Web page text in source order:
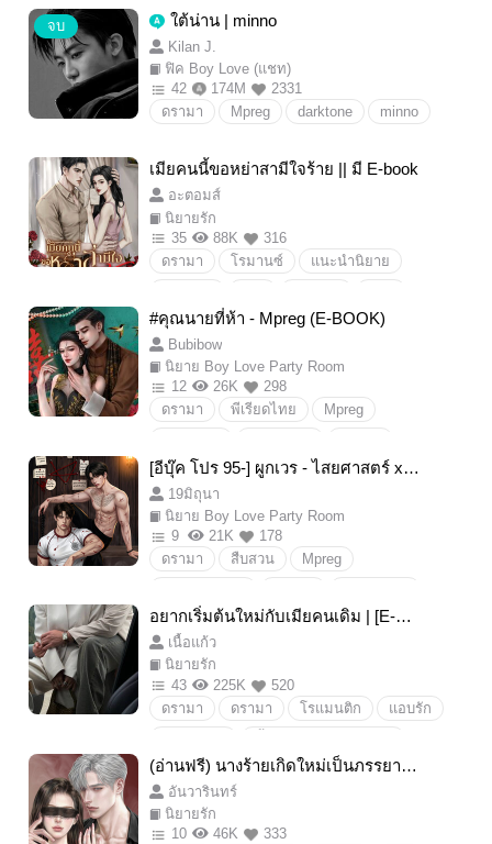
เคะแก่
เมะมีปม
จบ
ใต้น่าน | minno
Kilan J.
ฟิค Boy Love (แชท)
42
174M
2331
ดรามา
Mpreg darktone minno
เมียคนนี้ขอหย่าสามีใจร้าย || มี E-book
อะตอมส์
นิยายรัก
35
88K
316
ดรามา
โรมานซ์
แนะนำนิยาย
นิยายขายดี
นิยายในไร่
Drama/ดราม่า
รักต่างวัย
พระเอกตามทวงคืน
โรมานซ์
Erotic
เวลาไม่เคยย้อนกลับ
#คุณนายที่ห้า - Mpreg (E-BOOK)
Bubibow
นิยาย Boy Love Party Room
12
26K
298
ดรามา
พีเรียดไทย
Mpreg
นายท่าน
18+ นายหญิง
[อีบุ๊ค โปร 95-] ผูกเวร - ไสยศาสตร์ x วิ
ทยาศาสตร์ (Mpreg) - (31+6 ตอนพิเศ
ษ)
19มิถุนา
นิยาย Boy Love Party Room
9
21K
178
ดรามา
สืบสวน
Mpreg
มนต์ดำ
ความรัก
คาถาอาคม
นิยายโรแมนติก
คุณไสยมนต์ดำ
หมอผี
โดนของ
โรแมนติก วิชาอาคม
อยากเริ่มต้นใหม่กับเมียคนเดิม | [E-BO
OK]เนื้อแก้ว
นิยายรัก
43
225K
520
ดรามา
ดรามา โรแมนติก
แอบรัก
รักเมียที่สุดในสามโลก
ปากหนัก
ความรัก
นิยายโรแมนติก
โรมานซ์
(อ่านฟรี) นางร้ายเกิดใหม่เป็นภรรยาต
าบอดท่านประธาน [มี E-book]
อันวารินทร์
นิยายรัก
10
46K
333